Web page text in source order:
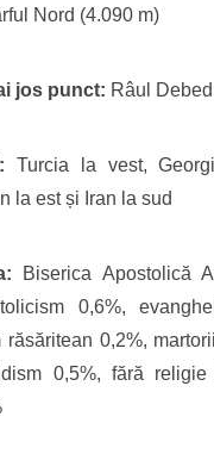
Nord (4.090 m)
jos punct: Râul
Turcia la vest,
la est și Iran la sud
Biserica Apostolică
0,6%,
răsăritean 0,2%,
0,5%, fără